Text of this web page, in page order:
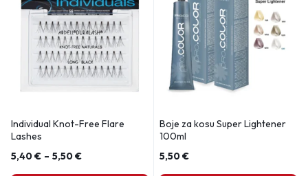
Individual Knot-Free Flare
Lashes
5,40€ – 5,50€
Boje za kosu Super Lightener
100ml
5,50€